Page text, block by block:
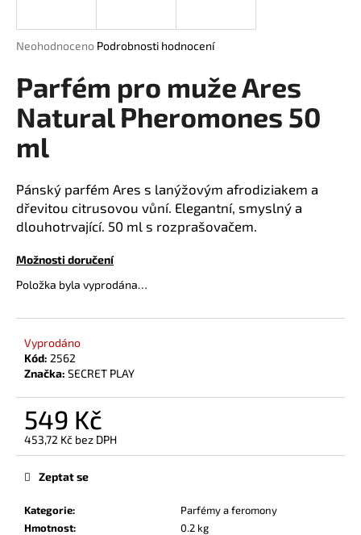
Průměrné
produktu
je
0,0
hvězdiček.
Neohodnoceno Podrobnosti hodnocení
Parfém pro muže Ares
Natural Pheromones 50
ml
Pánský parfém Ares s lanýžovým afrodiziakem a
dřevitou citrusovou vůní. Elegantní, smyslný a
dlouhotrvající. 50 ml s rozprašovačem.
Možnosti doručení
Položka byla vyprodána…
Vyprodáno
Kód: 2562
Značka: SECRET PLAY
549 Kč
453,72 Kč bez DPH
Měrná
Kategorie:
Parfémy a feromony
Hmotnost:
0.2 kg
Zeptat se
j
t
?
HLEDAT
D
o
p
u
u
j
m
e
BAD
24